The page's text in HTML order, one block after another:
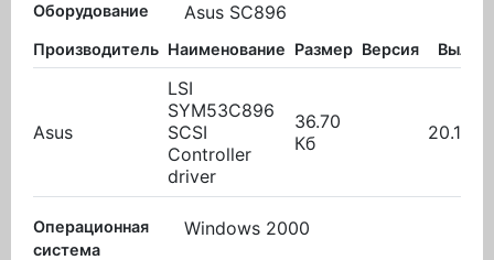
Оборудование Asus SC896
Производитель Наименование Размер Версия
Asus
LSI
SYM53C896
SCSI
Controller
driver
36.70
Кб
Операционная
система
Windows 2000